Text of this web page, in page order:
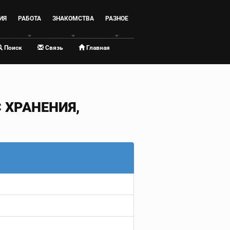
РАБОТА ЗНАКОМСТВА РАЗНОЕ
Поиск Связь Главная